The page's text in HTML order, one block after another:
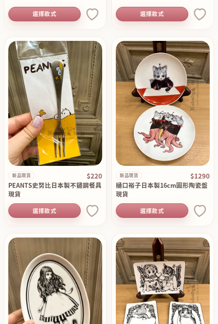
選擇款式 選擇款式
新品現貨 $220
PEANTS史努比日本製不鏽鋼餐具
現貨
選擇款式
新品現貨 $1290
樋口裕子日本製16cm圓形陶瓷盤
現貨
選擇款式